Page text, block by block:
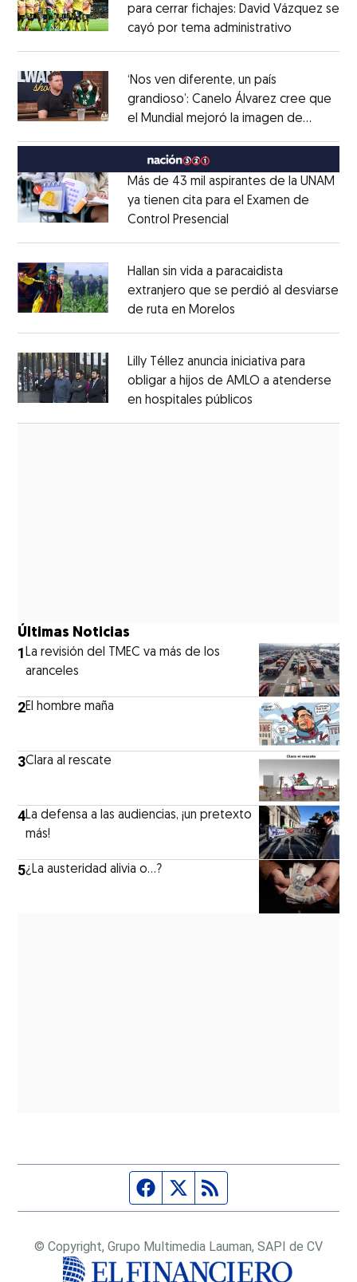
para cerrar fichajes: David Vázquez se
cayó por tema administrativo
‘Nos ven diferente, un país
grandioso’: Canelo Álvarez cree que
el Mundial mejoró la imagen de
Más de 43 mil aspirantes de la UNAM
ya tienen cita para el Examen de
Control Presencial
Hallan sin vida a paracaidista
extranjero que se perdió al desviarse
de ruta en Morelos
Lilly Téllez anuncia iniciativa para
obligar a hijos de AMLO a atenderse
en hospitales públicos
Últimas Noticias
1La revisión del TMEC va más de los
aranceles
2El hombre maña
3Clara al rescate
4La defensa a las audiencias, ¡un pretexto
más!
5¿La austeridad alivia o…?
Página de Facebook
Fuente Twitter
© Copyright, Grupo Multimedia Lauman, SAPI de CV